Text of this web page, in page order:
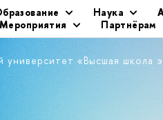
Наука
Мероприятия Партнёрам
университет «Высшая школа